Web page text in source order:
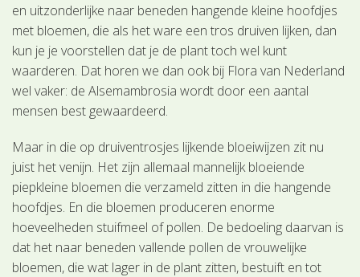
en uitzonderlijke naar beneden hangende kleine hoofdjes
met bloemen, die als het ware een tros druiven lijken, dan
kun je je voorstellen dat je de plant toch wel kunt
waarderen. Dat horen we dan ook bij Flora van Nederland
wel vaker: de Alsemambrosia wordt door een aantal
mensen best gewaardeerd.
Maar in die op druiventrosjes lijkende bloeiwijzen zit nu
juist het venijn. Het zijn allemaal mannelijk bloeiende
piepkleine bloemen die verzameld zitten in die hangende
hoofdjes. En die bloemen produceren enorme
hoeveelheden stuifmeel of pollen. De bedoeling daarvan is
dat het naar beneden vallende pollen de vrouwelijke
bloemen, die wat lager in de plant zitten, bestuift en tot